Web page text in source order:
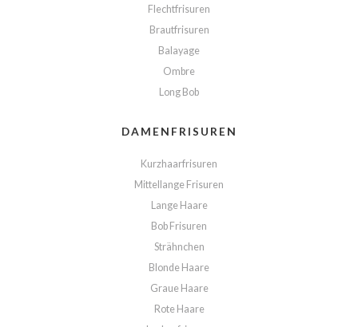
Flechtfrisuren
Brautfrisuren
Balayage
Ombre
Long Bob
DAMENFRISUREN
Kurzhaarfrisuren
Mittellange Frisuren
Lange Haare
Bob Frisuren
Strähnchen
Blonde Haare
Graue Haare
Rote Haare